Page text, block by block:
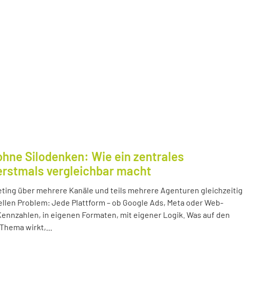
Silodenken: Wie ein zentrales
vergleichbar macht
über mehrere Kanäle und teils mehrere Agenturen gleichzeitig
Problem: Jede Plattform – ob Google Ads, Meta oder Web-
in eigenen Formaten, mit eigener Logik. Was auf den
wirkt,...